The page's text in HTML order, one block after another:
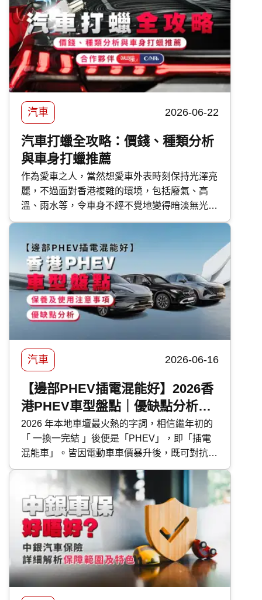
汽車 2026-06-22
汽車打蠟全攻略：價錢、種類分析
與車身打蠟推薦
作為愛車之人，當然想愛車外表時刻保持光澤亮
麗，不過面對香港複雜的環境，包括廢氣、高
溫、雨水等，令車身不經不覺地變得暗淡無光，
如果不及時打理保護，隨時會對車漆造成不可逆
選汽車打蠟。然而，坊間的汽車蠟種類繁多，價
錢由 DIY 的百多元，到汽車美容店的幾千元不
等，到底該如何選擇？傳統打蠟與近年流行的
汽車鍍膜 又有甚麼分別？ 快而保 為你一文看清
汽車打蠟的好處、種類、價錢比較及常見問題，
助你選出最適合愛車的護理方案！
汽車 2026-06-16
【邊部PHEV插電混能好】2026香
港PHEV車型盤點｜優缺點分析｜
保養及使用注意事項
2026 年本地車壇最火熱的字詞，相信繼年初的
「 一換一完結 」後便是「PHEV」，即「插電
混能車」。皆因電動車車價暴升後，既可對抗油
魔又毋須為續航距離而煩惱的 PHEV 插電混能
車型，便成為各大代理力谷對象。今次 快而保
便為大家盤點本地最新的 PHEV 混能車型外，
還有選購及日常使用時的注意事項。